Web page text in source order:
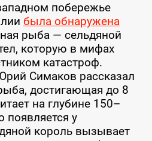
побережье
была обнаружена
рыба — сельдяной
которую в мифах
катастроф.
Симаков рассказал
достигающая до 8
на глубине 150–
появляется у
король вызывает